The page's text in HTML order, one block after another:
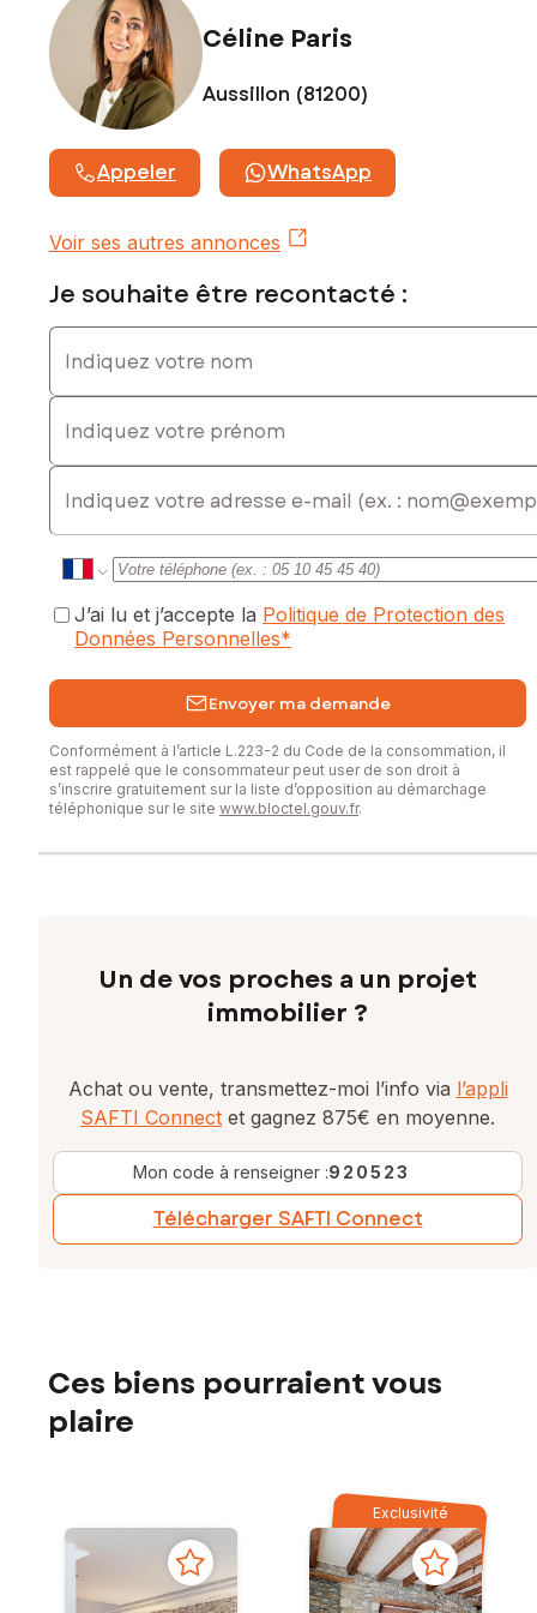
Céline Paris
Aussillon (81200)
Appeler WhatsApp
Voir ses autres annonces
Je souhaite être recontacté :
Indiquez votre nom
Indiquez votre prénom
E-mail
J’ai lu et j’accepte la Politique de Protection des
Données Personnelles*
Envoyer ma demande
Conformément à l’article L.223-2 du Code de la consommation, il
est rappelé que le consommateur peut user de son droit à
s’inscrire gratuitement sur la liste d’opposition au démarchage
téléphonique sur le site www.bloctel.gouv.fr.
Un de vos proches a un projet
immobilier ?
Achat ou vente, transmettez-moi l’info via l’appli
SAFTI Connect et gagnez 875€ en moyenne.
Mon code à renseigner :920523
Télécharger SAFTI Connect
Ces biens pourraient vous
plaire
Exclusivité